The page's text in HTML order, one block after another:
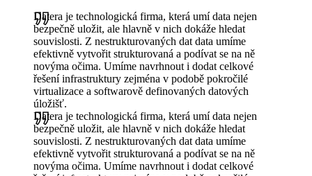
Datera je technologická firma, která umí data nejen
bezpečně uložit, ale hlavně v nich dokáže hledat
souvislosti. Z nestrukturovaných dat data umíme
efektivně vytvořit strukturovaná a podívat se na ně
novýma očima. Umíme navrhnout i dodat celkové
řešení infrastruktury zejména v podobě pokročilé
virtualizace a softwarově definovaných datových
úložišť.
Datera je technologická firma, která umí data nejen
bezpečně uložit, ale hlavně v nich dokáže hledat
souvislosti. Z nestrukturovaných dat data umíme
efektivně vytvořit strukturovaná a podívat se na ně
novýma očima. Umíme navrhnout i dodat celkové